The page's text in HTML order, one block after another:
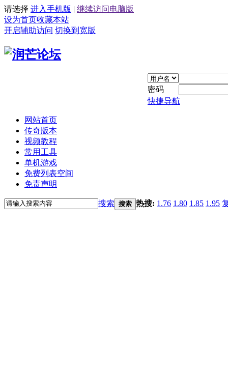
请选择 进入手机版 | 继续访问电脑版
设为首页收藏本站
开启辅助访问 切换到宽版
密码
快捷导航
网站首页
传奇版本
视频教程
常用工具
单机游戏
免费列表空间
免责声明
搜索 搜索 热搜: 1.76 1.80 1.85 1.95